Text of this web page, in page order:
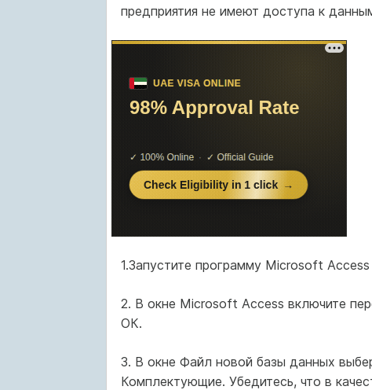
предприятия не имеют доступа к
1.Запустите программу Microsoft
2. В окне Microsoft Access включите
ОК.
3. В окне Файл новой базы данных
Комплектующие. Убедитесь, что в